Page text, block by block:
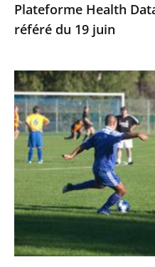
Plateforme Health
référé du 19 juin
Championnats
de
football
amateurs